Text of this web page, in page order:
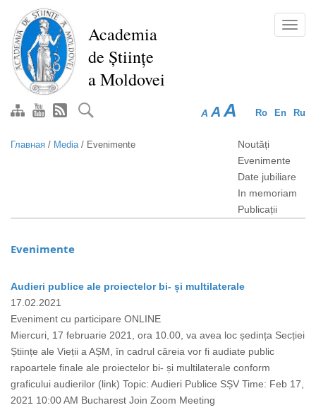
Перейти
основному
содержанию
Academia
de Științe
a Moldovei
Ro En Ru
A A A
Главная / Media/ Evenimente
Noutăți
Evenimente
Date jubiliare
In memoriam
Publicații
Evenimente
Audieri publice ale proiectelor bi- și multilaterale
17.02.2021
Eveniment cu participare ONLINE
Miercuri, 17 februarie 2021, ora 10.00, va avea loc ședința Secției
Științe ale Vieții a AȘM, în cadrul căreia vor fi audiate public
rapoartele finale ale proiectelor bi- și multilaterale conform
graficului audierilor (link) Topic: Audieri Publice SȘV Time: Feb 17,
2021 10:00 AM Bucharest Join Zoom Meeting